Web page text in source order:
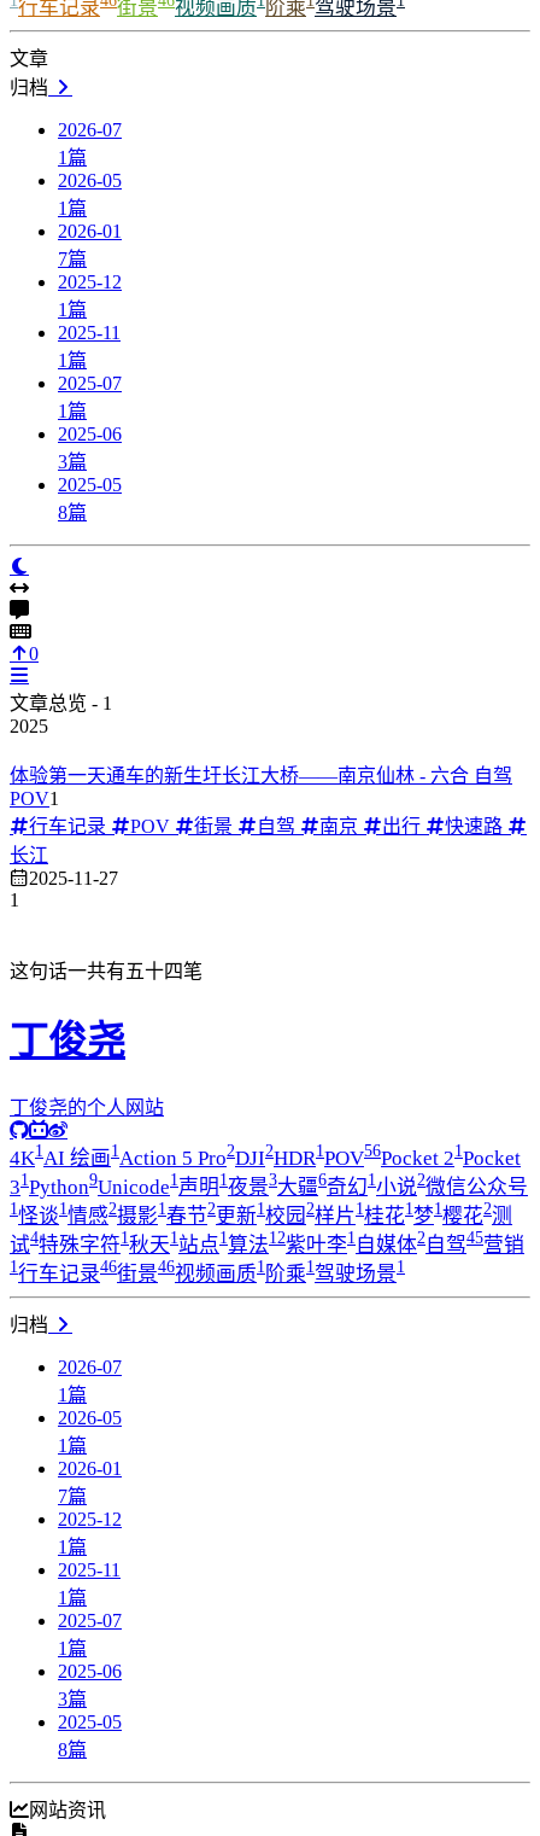
行车记录 街景 视频画质 阶乘 驾驶场景
文章
归档
2026-07
1篇
2026-05
1篇
2026-01
7篇
2025-12
1篇
2025-11
1篇
2025-07
1篇
2025-06
3篇
2025-05
8篇
0
文章总览 - 1
2025
体验第一天通车的新生圩长江大桥——南京仙林 - 六合 自驾
POV1
行车记录
POV 街景 自驾 南京 出行
快速路
长江
2025-11-27
1
这句话一共有五十四笔
丁俊尧
丁俊尧的个人网站
4K1AI 绘画1Action 5 Pro2DJI2HDR1POV56Pocket 21Pocket
31Python9Unicode1声明 1夜景3大疆6奇幻1小说2微信公众号
1怪谈1情感2摄影1春节2更新1校园 2样片1桂花1梦1樱花2测
试4特殊字符1秋天1站点1算法12紫叶李1 自媒体2自驾45营销
1行车记录46街景46视频画质1 阶乘1驾驶场景1
归档
2026-07
1篇
2026-05
1篇
2026-01
7篇
2025-12
1篇
2025-11
1篇
2025-07
1篇
2025-06
3篇
2025-05
8篇
网站资讯